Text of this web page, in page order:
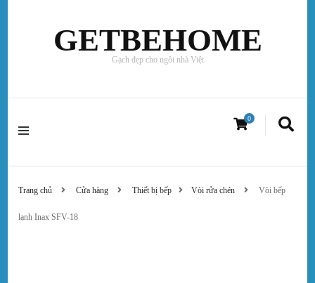
GETBEHOME
Gạch đẹp cho ngôi nhà Việt
0
Trang chủ Cửa hàng Thiết bị bếp Vòi rửa chén Vòi bếp
lạnh Inax SFV-18